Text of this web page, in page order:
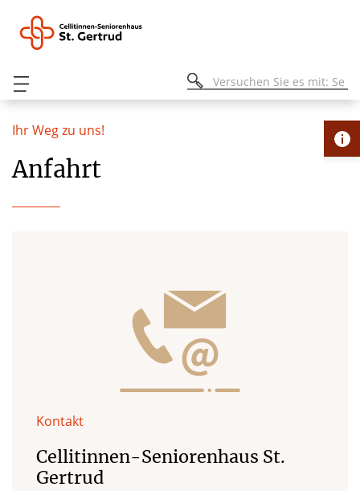
Ihr Weg zu uns!
Anfahrt
Kontakt
Cellitinnen-Seniorenhaus St.
Gertrud